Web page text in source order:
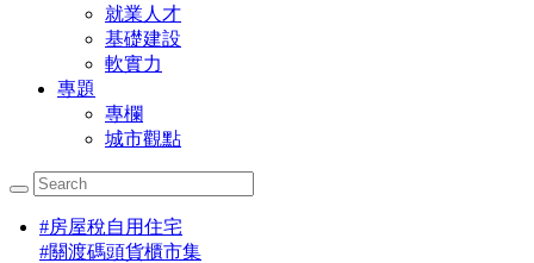
就業人才
基礎建設
軟實力
專題
專欄
城市觀點
#房屋稅自用住宅
#關渡碼頭貨櫃市集